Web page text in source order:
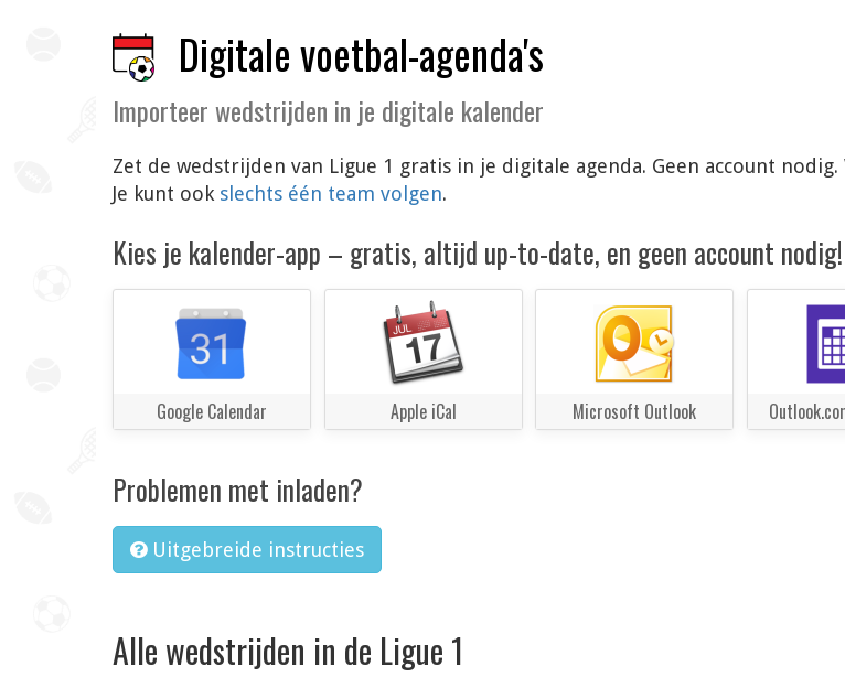
Digitale voetbal-agenda's
Importeer wedstrijden in je digitale kalender
Zet de wedstrijden van Ligue 1 gratis in je digitale agenda. Geen account
Je kunt ook slechts één team volgen.
Kies je kalender-app – gratis, altijd up-to-date, en geen account nodig!
Google Calendar Apple iCal Microsoft Outlook
Problemen met inladen?
Uitgebreide instructies
Alle wedstrijden in de Ligue 1